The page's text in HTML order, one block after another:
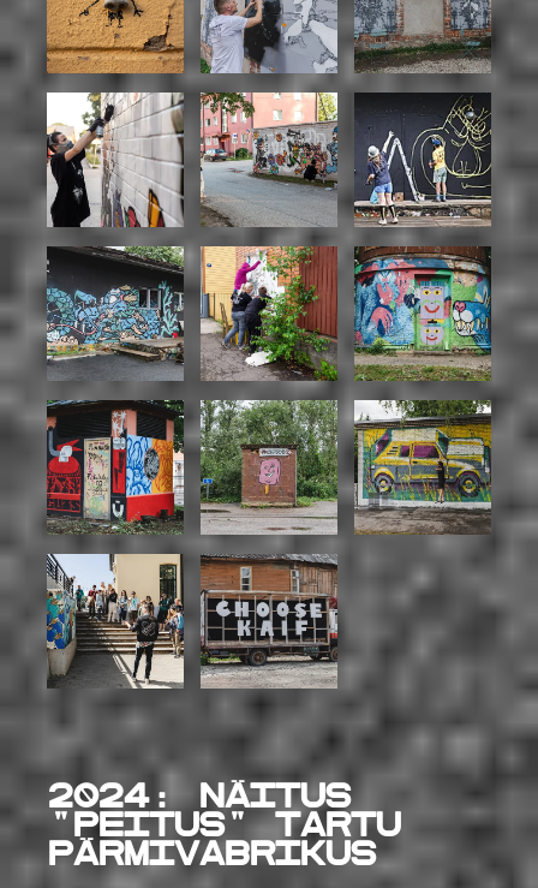
2024: Näitus
"Peitus" Tartu
Pärmivabrikus